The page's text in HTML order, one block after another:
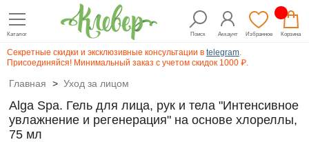
Каталог Поиск Аккаунт Избранное Корзина
Секретные скидки и эксклюзивные консультации в telegram.
Присоединяйся! Минимальный заказ с учетом скидок 1000 ₽.
Главная > Уход за лицом
Alga Spa. Гель для лица, рук и тела "Интенсивное
увлажнение и регенерация" на основе хлореллы,
75 мл